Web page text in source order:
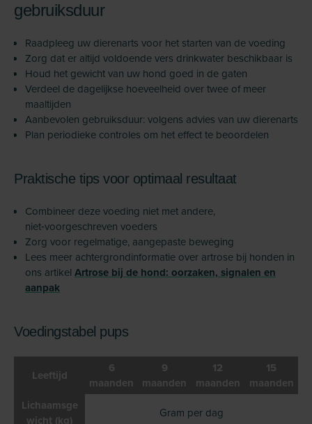
gebruiksduur
Raadpleeg uw dierenarts voor het starten van de voeding
Zorg dat er altijd voldoende vers drinkwater beschikbaar is
Houd het gewicht van uw hond goed in de gaten
Verdeel de dagelijkse hoeveelheid over twee of meer
maaltijden
Aanbevolen gebruiksduur: volgens advies van uw dierenarts
Plan periodieke controles om het effect te beoordelen
Praktische tips voor optimaal resultaat
Combineer deze voeding niet met andere,
niet‑voorgeschreven voeders
Zorg voor regelmatige, aangepaste beweging
Lees meer achtergrondinformatie over artrose bij honden in
ons artikel Artrose bij de hond: oorzaken, signalen en
aanpak
Voedingstabel pups
Leeftijd
6
maanden
9
maanden
12
maanden
15
maanden
Lichaamsge
wicht (kg)
Gram per dag